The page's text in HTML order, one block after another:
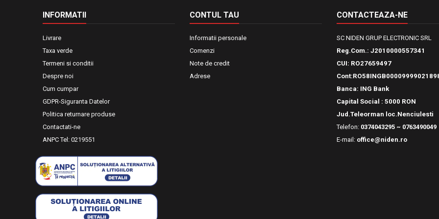
INFORMATII
Livrare
Taxa verde
Termeni si conditii
Despre noi
Cum cumpar
GDPR-Siguranta Datelor
Politica returnare produse
Contactati-ne
ANPC Tel: 0219551
CONTUL TAU
Informatii personale
Comenzi
Note de credit
Adrese
CONTACTEAZA-NE
SC NIDEN GRUP ELECTRONIC SRL
Reg.Com.: J2010000557341
CUI: RO27659497
Banca: ING Bank
Capital Social : 5000 RON
Jud.Teleorman loc.Nenciulesti
Telefon: 0374043295 ~ 0763490049
E-mail: office@niden.ro